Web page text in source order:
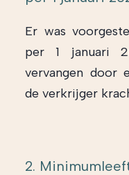
Er was
per 1 januari
vervangen door
de verkrijger
2.